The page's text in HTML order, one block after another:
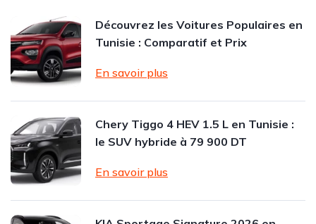
Découvrez les Voitures Populaires en
Tunisie : Comparatif et Prix
En savoir plus
Chery Tiggo 4 HEV 1.5 L en Tunisie :
le SUV hybride à 79 900 DT
En savoir plus